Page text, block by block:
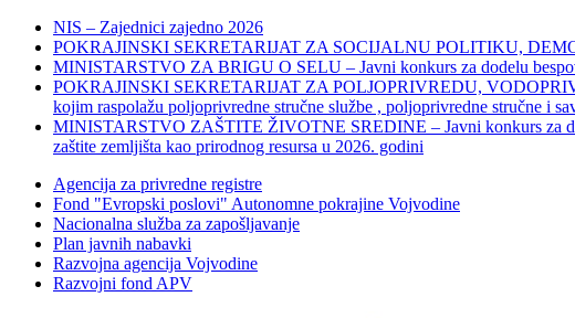
NIS – Zajednici zajedno 2026
POKRAJINSKI SEKRETARIJAT ZA SOCIJALNU POLITIKU,
MINISTARSTVO ZA BRIGU O SELU – Javni konkurs za dodelu
POKRAJINSKI SEKRETARIJAT ZA POLJOPRIVREDU,
kojim raspolažu poljoprivredne stručne službe , poljoprivredne stručne i
MINISTARSTVO ZAŠTITE ŽIVOTNE SREDINE – Javni konkurs za
zaštite zemljišta kao prirodnog resursa u 2026. godini
Agencija za privredne registre
Fond "Evropski poslovi" Autonomne pokrajine Vojvodine
Nacionalna služba za zapošljavanje
Plan javnih nabavki
Razvojna agencija Vojvodine
Razvojni fond APV